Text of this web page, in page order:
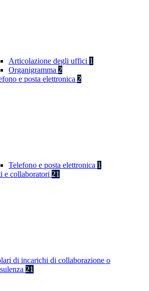
Articolazione degli uffici 1
Organigramma 2
e posta elettronica 2
Telefono e posta elettronica 1
e collaboratori 21
di incarichi di collaborazione o
21